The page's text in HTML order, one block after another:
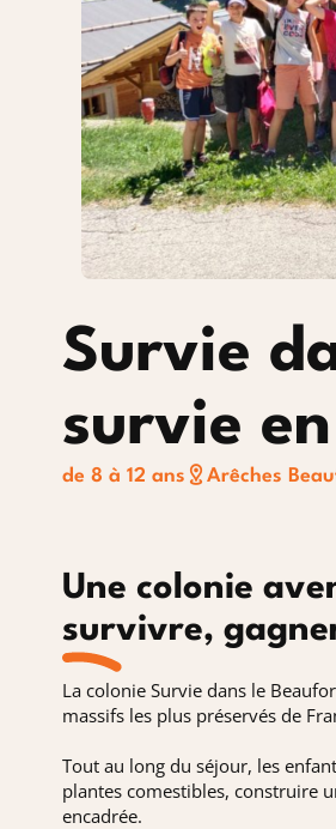
Courchevel 1850
Survie
survie
de 8 à 12 ans Arêches
Une colonie
survivre,
La colonie Survie dans le
massifs les plus préservés de
Tout au long du séjour, les
plantes comestibles, construire
encadrée.